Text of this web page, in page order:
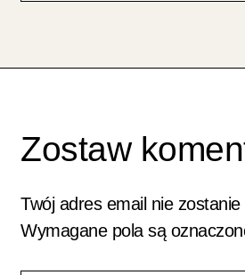
Zostaw
Twój adres email nie zostanie
Wymagane pola są